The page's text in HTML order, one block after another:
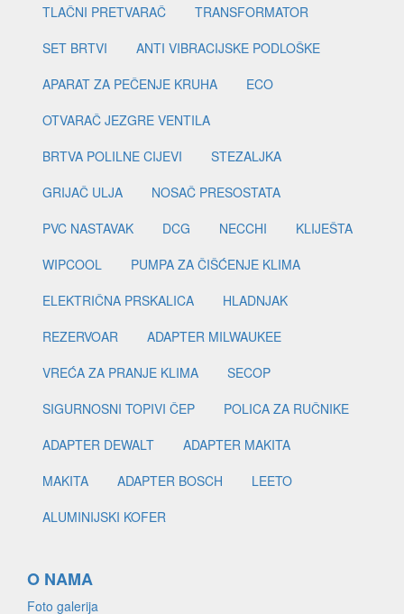
TLAČNI PRETVARAČ
TRANSFORMATOR
SET BRTVI
ANTI VIBRACIJSKE PODLOŠKE
APARAT ZA PEČENJE KRUHA
ECO
OTVARAČ JEZGRE VENTILA
BRTVA POLILNE CIJEVI
STEZALJKA
GRIJAČ ULJA
NOSAČ PRESOSTATA
PVC NASTAVAK
DCG NECCHI
KLIJEŠTA
WIPCOOL
PUMPA ZA ČIŠĆENJE KLIMA
ELEKTRIČNA PRSKALICA
HLADNJAK
REZERVOAR
ADAPTER MILWAUKEE
VREĆA ZA PRANJE KLIMA
SECOP
SIGURNOSNI TOPIVI ČEP
POLICA ZA RUČNIKE
ADAPTER DEWALT
ADAPTER MAKITA
MAKITA
ADAPTER BOSCH
LEETO
ALUMINIJSKI KOFER
O NAMA
Foto galerija